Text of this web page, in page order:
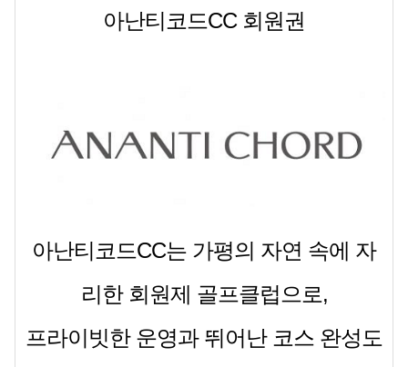
아난티코드CC 회원권
아난티코드CC는 가평의 자연 속에 자
리한 회원제 골프클럽으로,
프라이빗한 운영과 뛰어난 코스 완성도